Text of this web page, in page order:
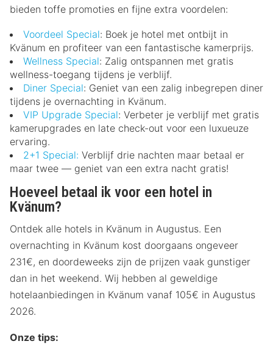
bieden toffe promoties en fijne extra voordelen:
Voordeel Special: Boek je hotel met ontbijt in
Kvänum en profiteer van een fantastische kamerprijs.
Wellness Special: Zalig ontspannen met gratis
wellness-toegang tijdens je verblijf.
Diner Special: Geniet van een zalig inbegrepen diner
tijdens je overnachting in Kvänum.
VIP Upgrade Special: Verbeter je verblijf met gratis
kamerupgrades en late check-out voor een luxueuze
ervaring.
2+1 Special: Verblijf drie nachten maar betaal er
maar twee — geniet van een extra nacht gratis!
Hoeveel betaal ik voor een hotel in
Kvänum?
Ontdek alle hotels in Kvänum in Augustus. Een
overnachting in Kvänum kost doorgaans ongeveer
231€, en doordeweeks zijn de prijzen vaak gunstiger
dan in het weekend. Wij hebben al geweldige
hotelaanbiedingen in Kvänum vanaf 105€ in Augustus
2026.
Onze tips: